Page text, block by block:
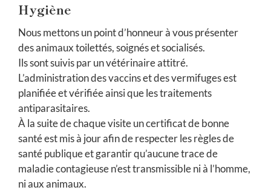
Hygiène
Nous mettons un point d’honneur à vous présenter
des animaux toilettés, soignés et socialisés.
Ils sont suivis par un vétérinaire attitré.
L’administration des vaccins et des vermifuges est
planifiée et vérifiée ainsi que les traitements
antiparasitaires.
À la suite de chaque visite un certificat de bonne
santé est mis à jour afin de respecter les règles de
santé publique et garantir qu’aucune trace de
maladie contagieuse n’est transmissible ni à l’homme,
ni aux animaux.